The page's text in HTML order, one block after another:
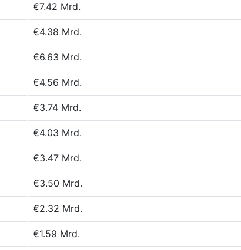
€7.42 Mrd.
€4.38 Mrd.
€6.63 Mrd.
€4.56 Mrd.
€3.74 Mrd.
€4.03 Mrd.
€3.47 Mrd.
€3.50 Mrd.
€2.32 Mrd.
€1.59 Mrd.